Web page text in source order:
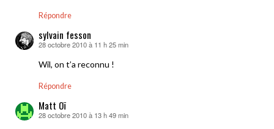
Répondre
sylvain fesson
dit :
28 octobre 2010 à 11 h 25 min
Wil, on t’a reconnu !
Répondre
Matt Oï
dit :
28 octobre 2010 à 13 h 49 min